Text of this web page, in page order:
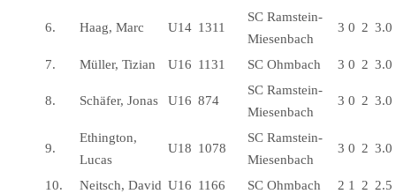
6. Haag, Marc U14 1311
SC Ramstein-
Miesenbach
3 0 2 3.0
7. Müller, Tizian U16 1131 SC Ohmbach 3 0 2 3.0
8. Schäfer, Jonas U16 874
SC Ramstein-
Miesenbach
3 0 2 3.0
9.
Ethington,
Lucas
U18 1078
SC Ramstein-
Miesenbach
3 0 2 3.0
10. Neitsch, David U16 1166 SC Ohmbach 2 1 2 2.5